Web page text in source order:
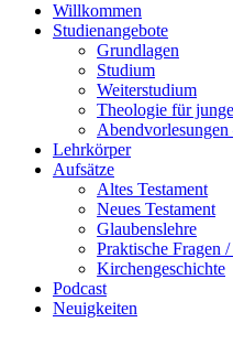
Willkommen
Studienangebote
Grundlagen
Studium
Weiterstudium
Theologie für
Lehrkörper
Aufsätze
Altes Testament
Neues Testament
Glaubenslehre
Praktische Fragen
Kirchengeschichte
Podcast
Neuigkeiten